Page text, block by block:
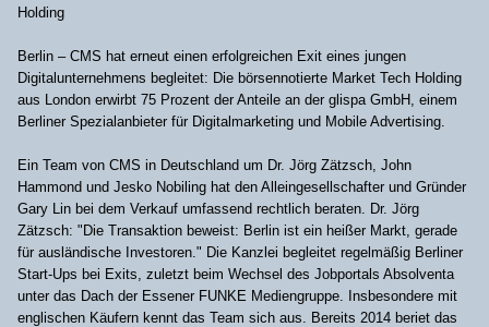
Holding
Berlin – CMS hat erneut einen erfolgreichen Exit eines jungen
Digitalunternehmens begleitet: Die börsennotierte Market Tech Holding
aus London erwirbt 75 Prozent der Anteile an der glispa GmbH, einem
Berliner Spezialanbieter für Digitalmarketing und Mobile Advertising.
Ein Team von CMS in Deutschland um Dr. Jörg Zätzsch, John
Hammond und Jesko Nobiling hat den Alleingesellschafter und Gründer
Gary Lin bei dem Verkauf umfassend rechtlich beraten. Dr. Jörg
Zätzsch: "Die Transaktion beweist: Berlin ist ein heißer Markt, gerade
für ausländische Investoren." Die Kanzlei begleitet regelmäßig Berliner
Start-Ups bei Exits, zuletzt beim Wechsel des Jobportals Absolventa
unter das Dach der Essener FUNKE Mediengruppe. Insbesondere mit
englischen Käufern kennt das Team sich aus. Bereits 2014 beriet das